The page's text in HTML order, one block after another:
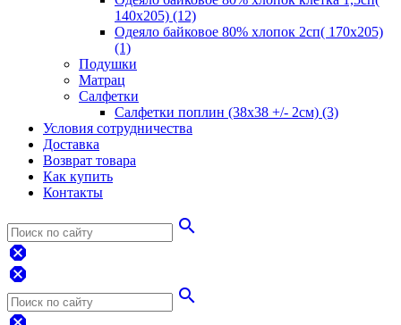
140х205) (12)
Одеяло байковое 80% хлопок 2сп( 170х205)
(1)
Подушки
Матрац
Салфетки
Салфетки поплин (38х38 +/- 2см) (3)
Условия сотрудничества
Доставка
Возврат товара
Как купить
Контакты
search
dangerous
dangerous
search